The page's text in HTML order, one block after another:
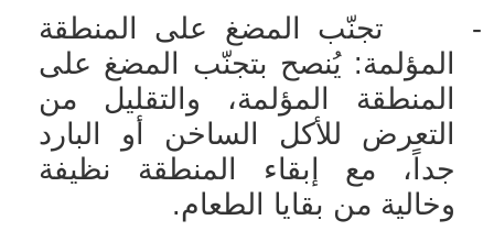
-
تجنّب المضغ على المنطقة
المؤلمة: يُنصح بتجنّب المضغ على
المنطقة المؤلمة، والتقليل من
التعرض للأكل الساخن أو البارد
جداً، مع إبقاء المنطقة نظيفة
وخالية من بقايا الطعام.